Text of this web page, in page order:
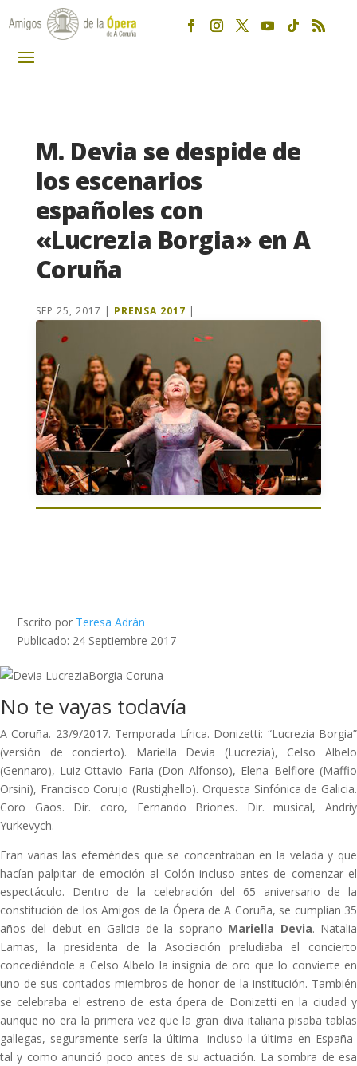
M. Devia se despide de
los escenarios
españoles con
«Lucrezia Borgia» en A
Coruña
SEP 25, 2017 | PRENSA 2017 |
Escrito por Teresa Adrán
Publicado: 24 Septiembre 2017
No te vayas todavía
A Coruña. 23/9/2017. Temporada Lírica. Donizetti: “Lucrezia Borgia”
(versión de concierto). Mariella Devia (Lucrezia), Celso Albelo
(Gennaro), Luiz-Ottavio Faria (Don Alfonso), Elena Belfiore (Maffio
Orsini), Francisco Corujo (Rustighello). Orquesta Sinfónica de Galicia.
Coro Gaos. Dir. coro, Fernando Briones. Dir. musical, Andriy
Yurkevych.
Eran varias las efemérides que se concentraban en la velada y que
hacían palpitar de emoción al Colón incluso antes de comenzar el
espectáculo. Dentro de la celebración del 65 aniversario de la
constitución de los Amigos de la Ópera de A Coruña, se cumplían 35
años del debut en Galicia de la soprano Mariella Devia. Natalia
Lamas, la presidenta de la Asociación preludiaba el concierto
concediéndole a Celso Albelo la insignia de oro que lo convierte en
uno de sus contados miembros de honor de la institución. También
se celebraba el estreno de esta ópera de Donizetti en la ciudad y
aunque no era la primera vez que la gran diva italiana pisaba tablas
gallegas, seguramente sería la última -incluso la última en España-
tal y como anunció poco antes de su actuación. La sombra de esa